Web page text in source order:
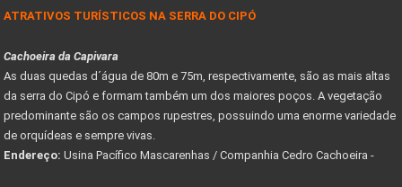
ATRATIVOS TURÍSTICOS NA SERRA DO CIPÓ
Cachoeira da Capivara
As duas quedas d´água de 80m e 75m, respectivamente, são as mais altas
da serra do Cipó e formam também um dos maiores poços. A vegetação
predominante são os campos rupestres, possuindo uma enorme variedade
de orquídeas e sempre vivas.
Endereço: Usina Pacífico Mascarenhas / Companhia Cedro Cachoeira -